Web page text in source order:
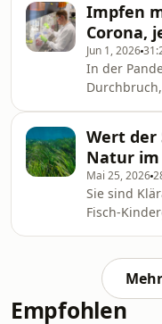
Lithium
in hohen
wenn es ins
Impfen
Corona,
Jun 1, 2026
In der
sich der
Schwarzen
Erfolge ab
Lange,
Wert der
Natur im
Mai 25, 2026
Sie sind
Fisch-
nutzt, aber
ein
Empfohlen